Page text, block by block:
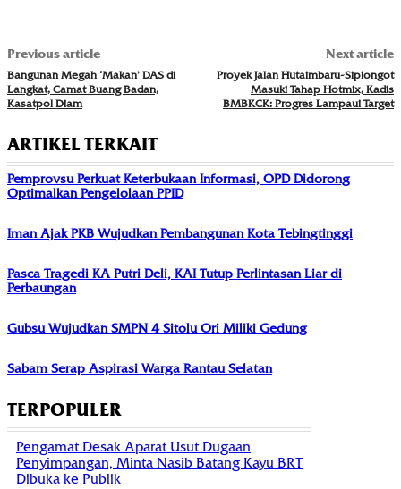
Previous article
Bangunan Megah ‘Makan’ DAS di
Langkat, Camat Buang Badan,
Kasatpol Diam
Next article
Proyek Jalan Hutaimbaru-Sipiongot
Masuki Tahap Hotmix, Kadis
BMBKCK: Progres Lampaui Target
ARTIKEL TERKAIT
Pemprovsu Perkuat Keterbukaan Informasi, OPD Didorong
Optimalkan Pengelolaan PPID
Iman Ajak PKB Wujudkan Pembangunan Kota Tebingtinggi
Pasca Tragedi KA Putri Deli, KAI Tutup Perlintasan Liar di
Perbaungan
Gubsu Wujudkan SMPN 4 Sitolu Ori Miliki Gedung
Sabam Serap Aspirasi Warga Rantau Selatan
TERPOPULER
Pengamat Desak Aparat Usut Dugaan
Penyimpangan, Minta Nasib Batang Kayu BRT
Dibuka ke Publik